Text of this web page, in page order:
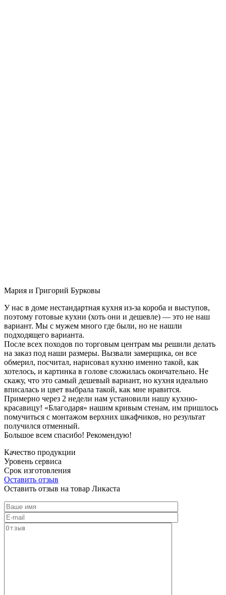
Мария и Григорий Бурковы
У нас в доме нестандартная кухня из-за короба и выступов,
поэтому готовые кухни (хоть они и дешевле) — это не наш
вариант. Мы с мужем много где были, но не нашли
подходящего варианта.
После всех походов по торговым центрам мы решили делать
на заказ под наши размеры. Вызвали замерщика, он все
обмерил, посчитал, нарисовал кухню именно такой, как
хотелось, и картинка в голове сложилась окончательно. Не
скажу, что это самый дешевый вариант, но кухня идеально
вписалась и цвет выбрала такой, как мне нравится.
Примерно через 2 недели нам установили нашу кухню-
красавицу! «Благодаря» нашим кривым стенам, им пришлось
помучиться с монтажом верхних шкафчиков, но результат
получился отменный.
Большое всем спасибо! Рекомендую!
Качество продукции
Уровень сервиса
Срок изготовления
Оставить отзыв
Оставить отзыв на товар Ликаста